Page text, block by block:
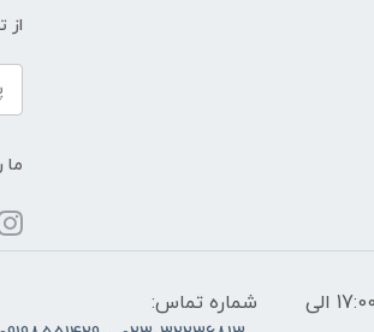
از
ما
ساعات پاسخگویی: فقط روزهای غیر تعطیل از ساعت 10:00 الی 14:00 و 17:00 الی
شماره تماس: